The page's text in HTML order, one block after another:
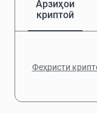
Арзиҳои
криптоӣ
Феҳристи